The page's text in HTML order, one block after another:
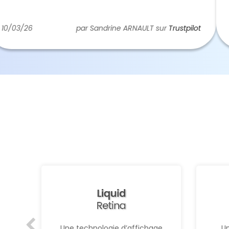
26 par Sandrine ARNAULT surTrustpilot
En
04/